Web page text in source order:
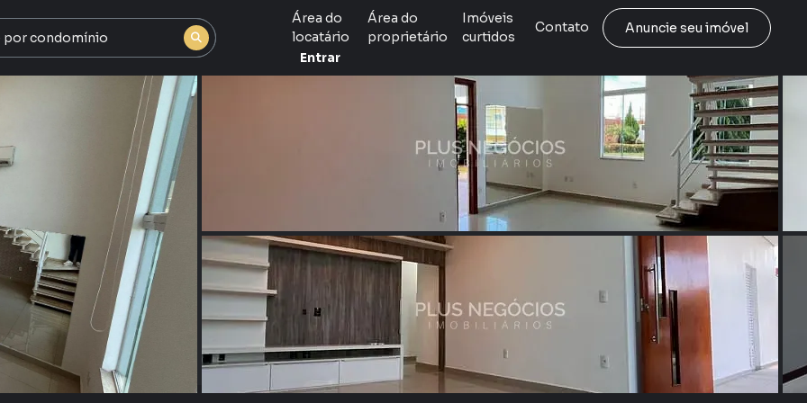
Área do
locatário
Área do
proprietário
Imóveis
curtidos
Contato
Anuncie seu imóvel
Entrar